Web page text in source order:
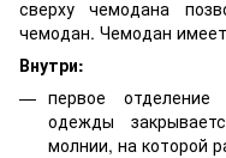
сверху чемодана
чемодан. Чемодан имеет
Внутри:
первое
одежды
молнии, на которой